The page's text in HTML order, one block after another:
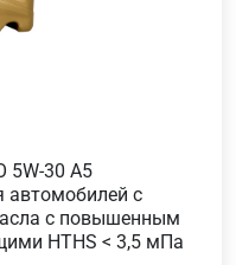
5W-30 A5
автомобилей с
с повышенным
HTHS < 3,5 мПа